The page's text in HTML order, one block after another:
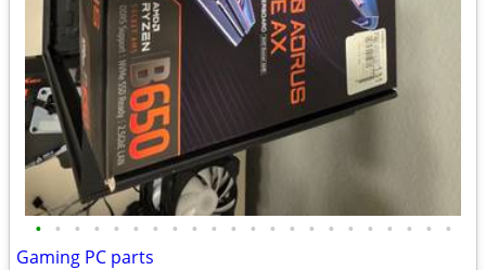
• • • • • • • • • • • • • • • • • • • • • •
Gaming PC parts